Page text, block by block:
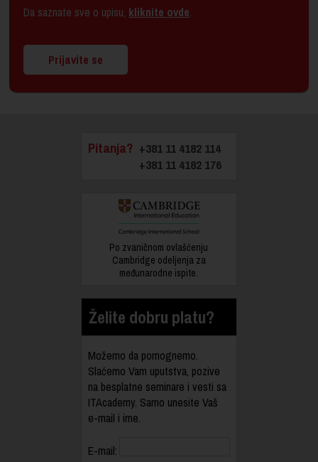
Da saznate sve o upisu, kliknite ovde.
Prijavite se
Pitanja? +381 11 4182 114
+381 11 4182 176
Po zvaničnom ovlašćenju
Cambridge odeljenja za
međunarodne ispite.
Želite dobru platu?
Možemo da pomognemo.
Slaćemo Vam uputstva, pozive
na besplatne seminare i vesti sa
ITAcademy. Samo unesite Vaš
e-mail i ime.
E-mail: